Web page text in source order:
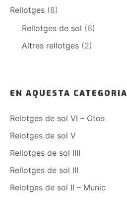
Rellotges (8)
Rellotges de sol (6)
Altres rellotges (2)
EN AQUESTA CATEGORIA
Relotges de sol VI – Otos
Relotges de sol V
Rellotges de sol IIII
Rellotges de sol III
Relotges de sol II – Munic